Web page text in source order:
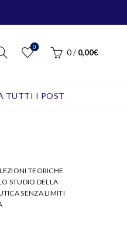
0
0 / 0,00€
TUTTI I POST
TEORICHE
STUDIO DELLA
SENZA LIMITI